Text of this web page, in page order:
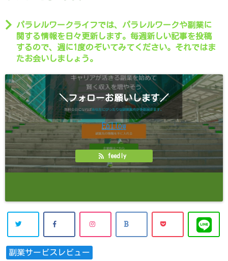
パラレルワークライフでは、パラレルワークや副業に
関する情報を日々更新します。毎週新しい記事を投稿
するので、週に1度のぞいてみてください。それではま
たお会いしましょう。
＼フォローお願いします／
Follow
feedly
副業サービスレビュー